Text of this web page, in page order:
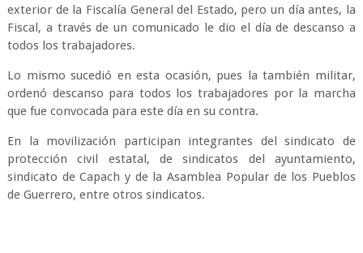
exterior de la Fiscalía General del Estado, pero un día antes, la
Fiscal, a través de un comunicado le dio el día de descanso a
todos los trabajadores.
Lo mismo sucedió en esta ocasión, pues la también militar,
ordenó descanso para todos los trabajadores por la marcha
que fue convocada para este día en su contra.
En la movilización participan integrantes del sindicato de
protección civil estatal, de sindicatos del ayuntamiento,
sindicato de Capach y de la Asamblea Popular de los Pueblos
de Guerrero, entre otros sindicatos.